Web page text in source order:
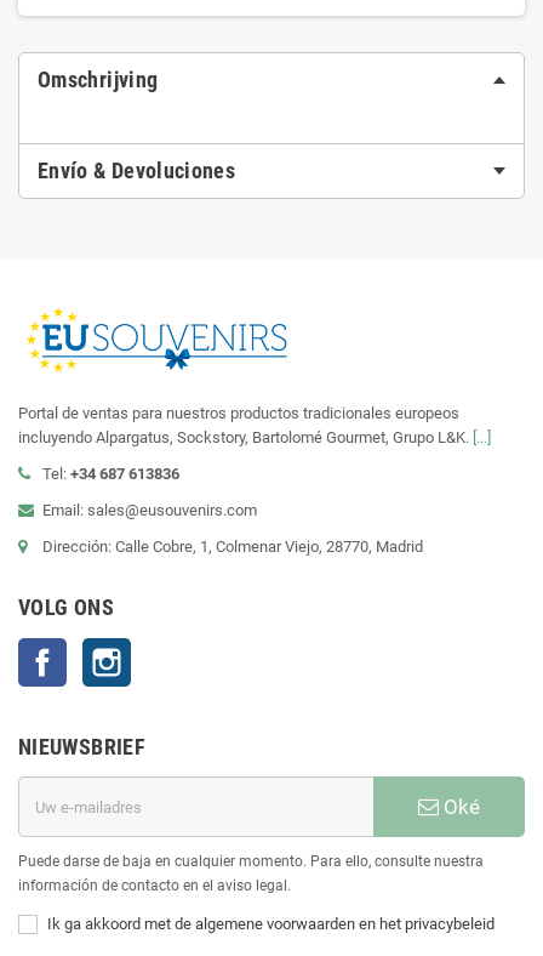
Omschrijving
Envío & Devoluciones
Portal de ventas para nuestros productos tradicionales europeos
incluyendo Alpargatus, Sockstory, Bartolomé Gourmet, Grupo L&K. [...]
Tel: +34 687 613836
Email: sales@eusouvenirs.com
Dirección: Calle Cobre, 1, Colmenar Viejo, 28770, Madrid
VOLG ONS
Facebook
NIEUWSBRIEF
Oké
Puede darse de baja en cualquier momento. Para ello, consulte nuestra
información de contacto en el aviso legal.
Ik ga akkoord met de algemene voorwaarden en het privacybeleid